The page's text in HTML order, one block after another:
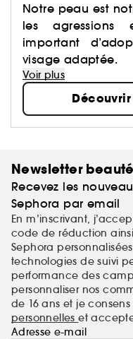
Notre peau est
les agressions
important
visage adaptée.
Voir plus
Découvrir
Newsletter beauté
Recevez les
Sephora par email
En m’inscrivant,
code de réduction
Sephora
technologies de suivi
performance des
personnaliser nos
de 16 ans et je
personnelleset
Adresse e-mail